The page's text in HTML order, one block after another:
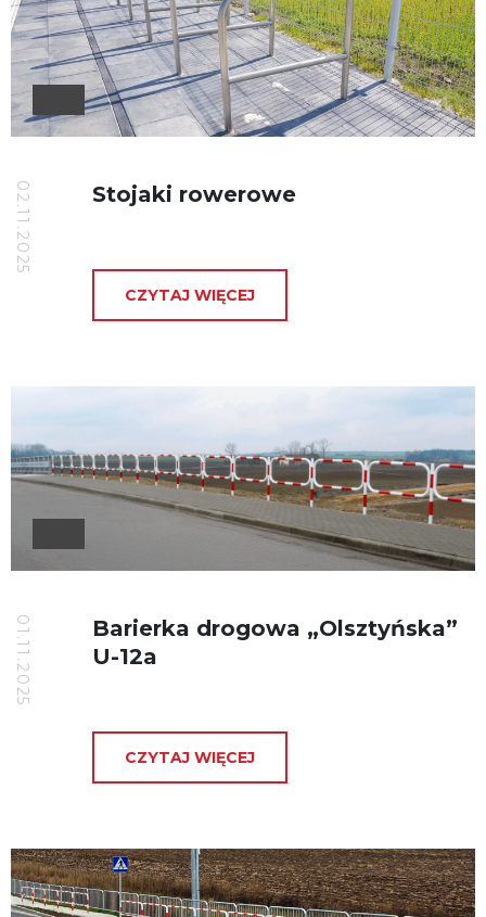
02.11.2025 Stojaki rowerowe
CZYTAJ WIĘCEJ
01.11.2025
Barierka drogowa „Olsztyńska”
U-12a
CZYTAJ WIĘCEJ